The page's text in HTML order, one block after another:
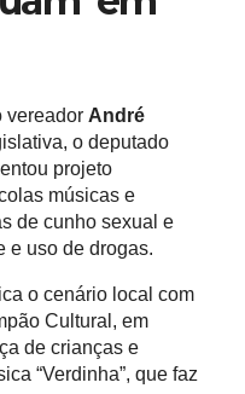
vereador André
o deputado
projeto
músicas e
de cunho sexual e
e uso de drogas.
o cenário local com
Cultural, em
de crianças e
“Verdinha”, que faz